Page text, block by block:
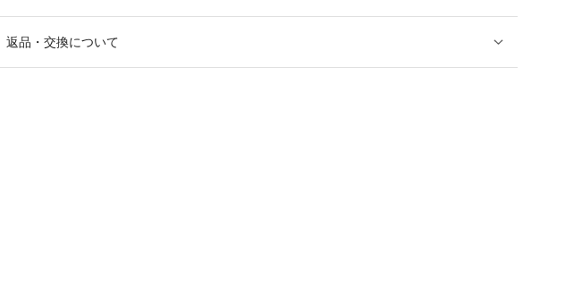
返品・交換について